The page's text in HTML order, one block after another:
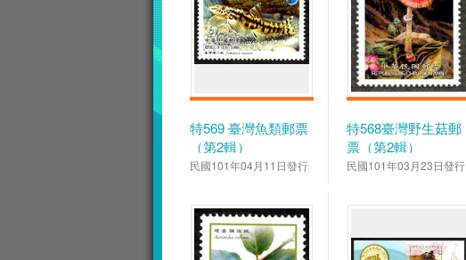
特569 臺灣魚類郵票
（第2輯）
民國101年04月11日發行
特568臺灣野生菇郵
票（第2輯）
民國101年03月23日發行